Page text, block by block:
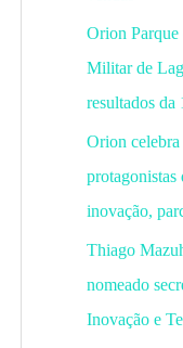
Orion
Militar de
resultados da
Orion
protagonistas
inovação,
Thiago
nomeado
Inovação e